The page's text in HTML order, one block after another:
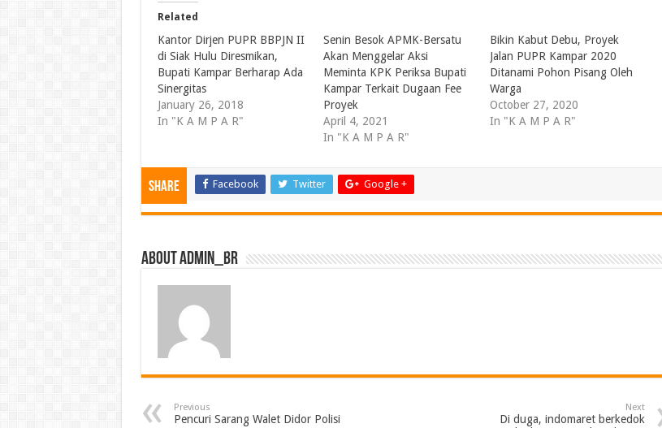
Related
Kantor Dirjen PUPR BBPJN II
di Siak Hulu Diresmikan,
Bupati Kampar Berharap Ada
Sinergitas
January 26, 2018
In "K A M P A R"
Senin Besok APMK-Bersatu
Akan Menggelar Aksi
Meminta KPK Periksa Bupati
Kampar Terkait Dugaan Fee
Proyek
April 4, 2021
In "K A M P A R"
Bikin Kabut Debu, Proyek
Jalan PUPR Kampar 2020
Ditanami Pohon Pisang Oleh
Warga
October 27, 2020
In "K A M P A R"
Share Facebook Twitter Google +
About admin_br
Previous
Pencuri Sarang Walet Didor Polisi
Next
Di duga, indomaret berkedok